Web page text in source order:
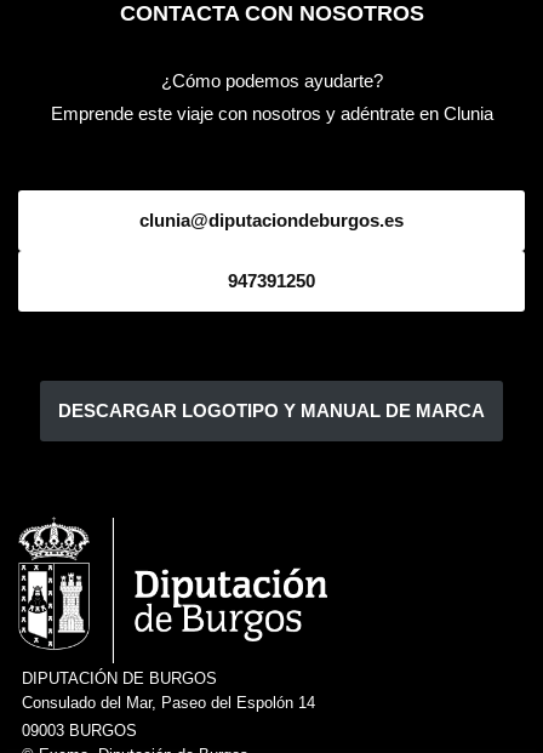
CONTACTA CON NOSOTROS
¿Cómo podemos ayudarte?
Emprende este viaje con nosotros y adéntrate en Clunia
clunia@diputaciondeburgos.es
947391250
DESCARGAR LOGOTIPO Y MANUAL DE MARCA
DIPUTACIÓN DE BURGOS
Consulado del Mar, Paseo del Espolón 14
09003 BURGOS